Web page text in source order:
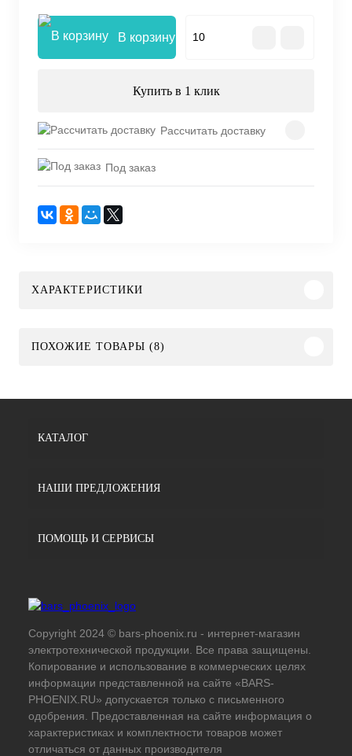
В корзину
Купить в 1 клик
Рассчитать доставку
Под заказ
ХАРАКТЕРИСТИКИ
ПОХОЖИЕ ТОВАРЫ (8)
КАТАЛОГ
НАШИ ПРЕДЛОЖЕНИЯ
ПОМОЩЬ И СЕРВИСЫ
Copyright 2024 © bars-phoenix.ru - интернет-магазин
электротехнической продукции. Все права защищены.
Копирование и использование в коммерческих целях
информации представленной на сайте «BARS-
PHOENIX.RU» допускается только с письменного
одобрения. Предоставленная на сайте информация о
характеристиках и комплектности товаров может
отличаться от данных производителя